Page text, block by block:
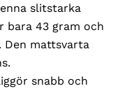
slitstarka
bara 43 gram och
mattsvarta
snabb och